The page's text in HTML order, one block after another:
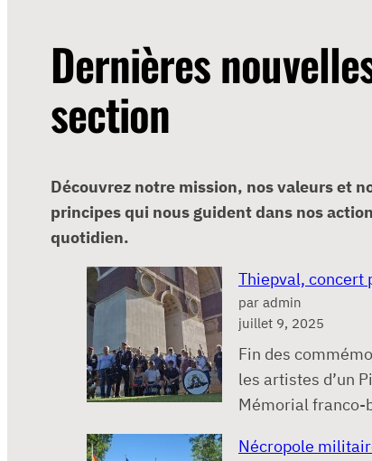
Dernières
section
Découvrez notre mission, nos valeurs et
principes qui nous guident dans nos
quotidien.
Thiepval, concert
par admin
juillet 9, 2025
Fin des
les artistes d’un
Mémorial franco-
Nécropole